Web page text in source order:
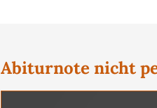
Abiturnote nicht